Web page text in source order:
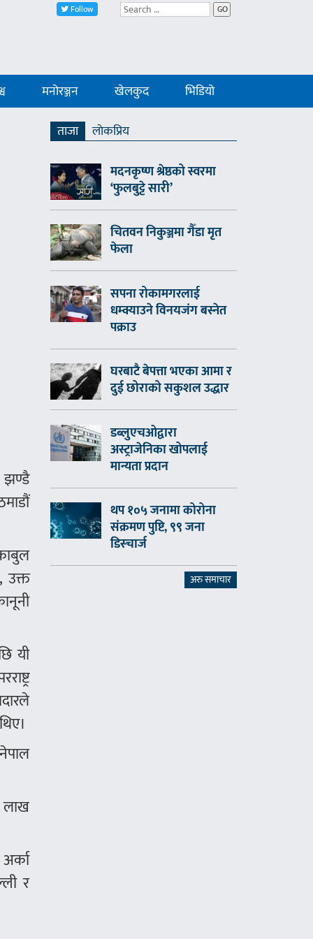
Follow GO
मनोरञ्जन खेलकुद भिडियो
झण्डै
उक्त
यी
लाख
र
ताजा
लाेकप्रिय
मदनकृष्ण श्रेष्ठको स्वरमा
‘फुलबुट्टे सारी’
चितवन निकुञ्जमा गैँडा मृत
फेला
सपना रोकामगरलाई
धम्क्याउने विनयजंग बस्नेत
पक्राउ
घरबाटै बेपत्ता भएका आमा र
दुई छोराको सकुशल उद्धार
डब्लुएचओद्वारा
अस्ट्राजेनिका खोपलाई
मान्यता प्रदान
थप १०५ जनामा कोरोना
संक्रमण पुष्टि, ९९ जना
डिस्चार्ज
अरु समाचार